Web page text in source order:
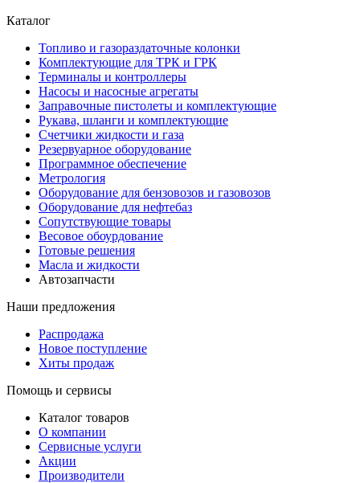
Каталог
Топливо и газораздаточные колонки
Комплектующие для ТРК и ГРК
Терминалы и контроллеры
Насосы и насосные агрегаты
Заправочные пистолеты и комплектующие
Рукава, шланги и комплектующие
Счетчики жидкости и газа
Резервуарное оборудование
Программное обеспечение
Метрология
Оборудование для бензовозов и газовозов
Оборудование для нефтебаз
Сопутствующие товары
Весовое обоурдование
Готовые решения
Масла и жидкости
Автозапчасти
Наши предложения
Распродажа
Новое поступление
Хиты продаж
Помощь и сервисы
Каталог товаров
О компании
Сервисные услуги
Акции
Производители